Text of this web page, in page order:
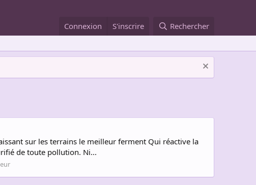
Connexion S'inscrire Rechercher
sur les terrains le meilleur ferment Qui réactive la
de toute pollution. Ni...